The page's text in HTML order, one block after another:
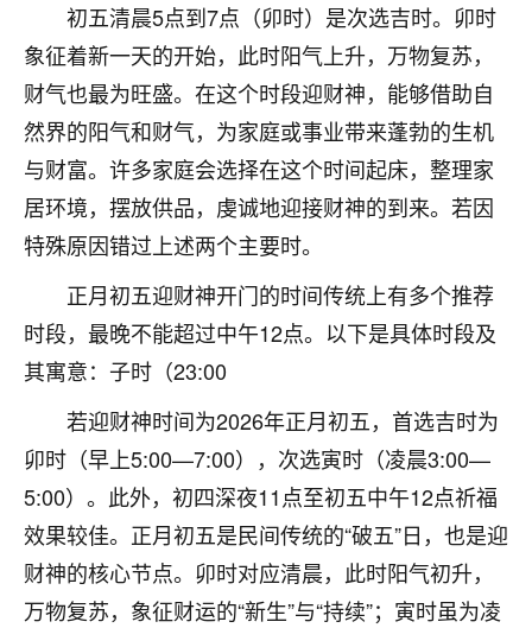
初五清晨5点到7点（卯时）是次选吉时。卯时
象征着新一天的开始，此时阳气上升，万物复苏，
财气也最为旺盛。在这个时段迎财神，能够借助自
然界的阳气和财气，为家庭或事业带来蓬勃的生机
与财富。许多家庭会选择在这个时间起床，整理家
居环境，摆放供品，虔诚地迎接财神的到来。若因
特殊原因错过上述两个主要时。
正月初五迎财神开门的时间传统上有多个推荐
时段，最晚不能超过中午12点。以下是具体时段及
其寓意：子时（23:00
若迎财神时间为2026年正月初五，首选吉时为
卯时（早上5:00—7:00），次选寅时（凌晨3:00—
5:00）。此外，初四深夜11点至初五中午12点祈福
效果较佳。正月初五是民间传统的“破五”日，也是迎
财神的核心节点。卯时对应清晨，此时阳气初升，
万物复苏，象征财运的“新生”与“持续”；寅时虽为凌
鹿森：你可以找老师看看，人有时不服命不行
啊！
太阳当空赵 ：我也做餐饮的，生意不算大，但
是我从找店开始都是找慧来老师跟进的，选
址、风水、还有开业日子，哪哪都看了，虽然
大环境不好，但是我家生意还可以，前几天又
刚找老师做了补财库，希望财运更好一点！
2小时前 来自海南
梦醒时分
我女儿高二叛逆，大半年不上学，一说她就要死要活
的，把我们两口子愁的不行，朋友给我推荐的慧来老
做完，我女儿跟变了个人一样，不期望她能考多好的
大学，只要能安安稳稳的把书读了，身体心理都健健
康康的我就很知足了！
鹿森 ：可怜天下父母心啊！
3小时前 来自河北 16